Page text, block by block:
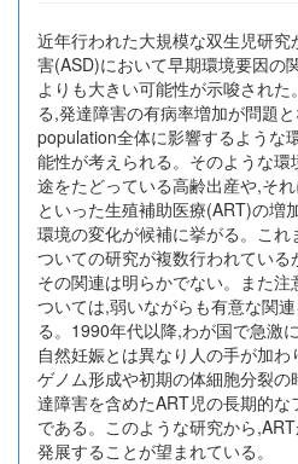
近年行われた大規模な双生児研
害(ASD)において早期環境要因の
よりも大きい可能性が示唆され
る,発達障害の有病率増加が問題
population全体に影響するような
能性が考えられる。そのような
途をたどっている高齢出産や,そ
といった生殖補助医療(ART)の
環境の変化が候補に挙がる。こ
ついての研究が複数行われてい
その関連は明らかでない。また
ついては,弱いながらも有意な関
る。1990年代以降,わが国で急激
自然妊娠とは異なり人の手が加
ゲノム形成や初期の体細胞分裂
達障害を含めたART児の長期的
である。このような研究から
発展することが望まれている。